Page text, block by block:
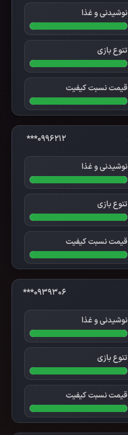
نوشیدنی و غذا
تنوع بازی
قیمت نسبت کیفیت
0996212***
نوشیدنی و غذا
تنوع بازی
قیمت نسبت کیفیت
0939306***
نوشیدنی و غذا
تنوع بازی
قیمت نسبت کیفیت